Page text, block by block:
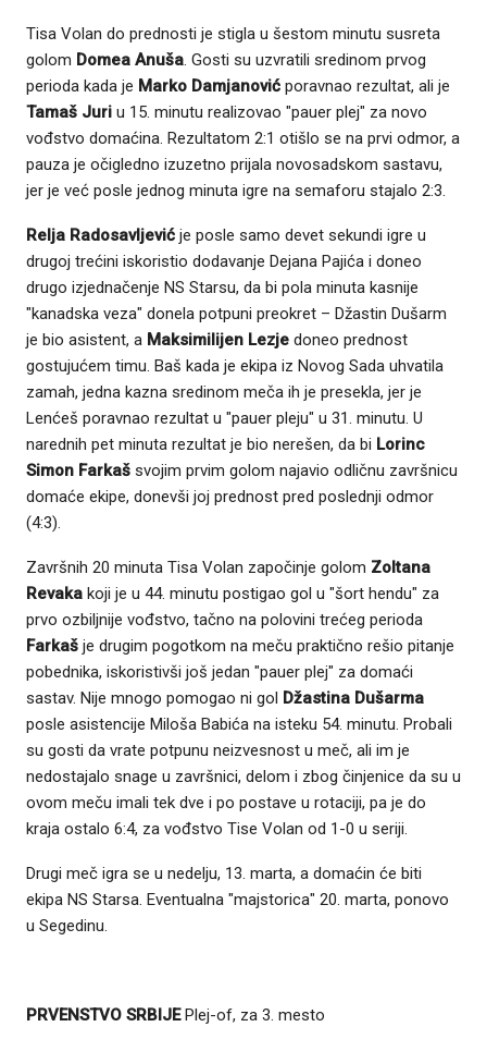
Tisa Volan do prednosti je stigla u šestom minutu susreta
golom Domea Anuša. Gosti su uzvratili sredinom prvog
perioda kada je Marko Damjanović poravnao rezultat, ali je
Tamaš Juri u 15. minutu realizovao "pauer plej" za novo
vođstvo domaćina. Rezultatom 2:1 otišlo se na prvi odmor, a
pauza je očigledno izuzetno prijala novosadskom sastavu,
jer je već posle jednog minuta igre na semaforu stajalo 2:3.
Relja Radosavljević je posle samo devet sekundi igre u
drugoj trećini iskoristio dodavanje Dejana Pajića i doneo
drugo izjednačenje NS Starsu, da bi pola minuta kasnije
"kanadska veza" donela potpuni preokret – Džastin Dušarm
je bio asistent, a Maksimilijen Lezje doneo prednost
gostujućem timu. Baš kada je ekipa iz Novog Sada uhvatila
zamah, jedna kazna sredinom meča ih je presekla, jer je
Lenćeš poravnao rezultat u "pauer pleju" u 31. minutu. U
narednih pet minuta rezultat je bio nerešen, da bi Lorinc
Simon Farkaš svojim prvim golom najavio odličnu završnicu
domaće ekipe, donevši joj prednost pred poslednji odmor
(4:3).
Završnih 20 minuta Tisa Volan započinje golom Zoltana
Revaka koji je u 44. minutu postigao gol u "šort hendu" za
prvo ozbiljnije vođstvo, tačno na polovini trećeg perioda
Farkaš je drugim pogotkom na meču praktično rešio pitanje
pobednika, iskoristivši još jedan "pauer plej" za domaći
sastav. Nije mnogo pomogao ni gol Džastina Dušarma
posle asistencije Miloša Babića na isteku 54. minutu. Probali
su gosti da vrate potpunu neizvesnost u meč, ali im je
nedostajalo snage u završnici, delom i zbog činjenice da su u
ovom meču imali tek dve i po postave u rotaciji, pa je do
kraja ostalo 6:4, za vođstvo Tise Volan od 1-0 u seriji.
Drugi meč igra se u nedelju, 13. marta, a domaćin će biti
ekipa NS Starsa. Eventualna "majstorica" 20. marta, ponovo
u Segedinu.
PRVENSTVO SRBIJEPlej-of, za 3. mesto